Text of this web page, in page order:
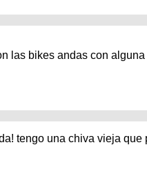
las bikes andas con
tengo una chiva vieja que